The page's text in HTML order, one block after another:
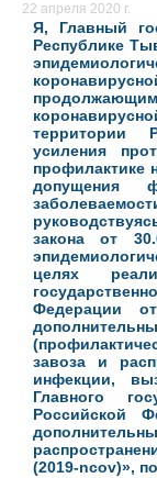
22 апреля 2020 г.
Я, Главный
Республике
территории
усиления
профилактике
допущения
закона от
целях
Федерации
завоза и
инфекции,
Главного
Российской
(2019-ncov)»,